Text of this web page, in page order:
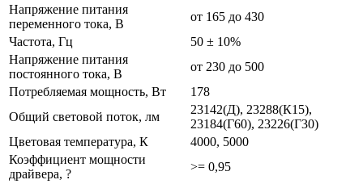
Напряжение питания
переменного тока, В
от 165 до 430
Частота, Гц
50 ± 10%
Напряжение питания
постоянного тока, В
от 230 до 500
Потребляемая мощность, Вт
178
Общий световой поток, лм
23142(Д), 23288(К15),
23184(Г60), 23226(Г30)
Цветовая температура, К
4000, 5000
Коэффициент мощности
драйвера, ?
>= 0,95